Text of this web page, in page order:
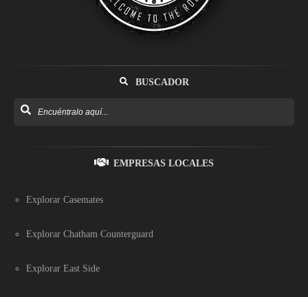
BUSCADOR
EMPRESAS LOCALES
Explorar Casemates
Explorar Chatham Counterguard
Explorar East Side